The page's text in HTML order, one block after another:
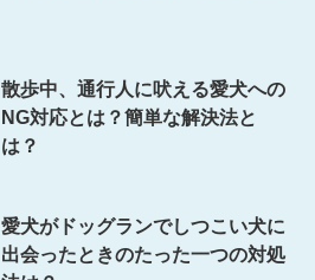
散歩中、通行人に吠える愛犬への
NG対応とは？簡単な解決法と
は？
愛犬がドッグランでしつこい犬に
出会ったときのたった一つの対処